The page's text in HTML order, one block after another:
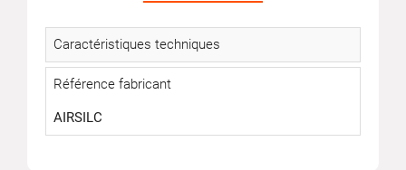
Caractéristiques techniques
Référence fabricant
AIRSILC